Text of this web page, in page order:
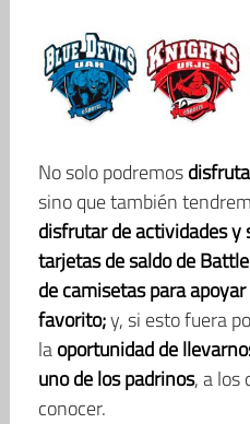
No solo podremos
sino que también
disfrutar de actividades
tarjetas de saldo de
de camisetas para
favorito;y, si esto fuera
laoportunidad de
uno de los padrinos, a los
conocer.